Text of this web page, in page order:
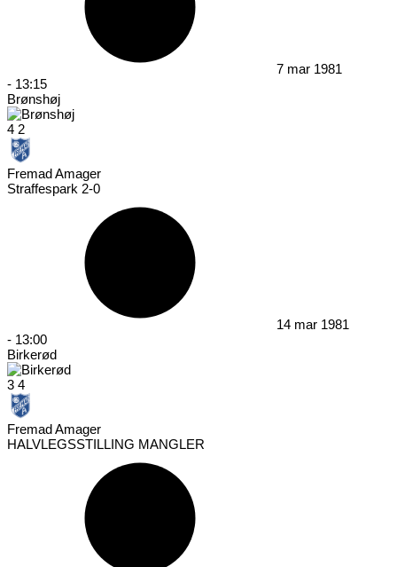
7 mar 1981
- 13:15
Brønshøj
4 2
Fremad Amager
Straffespark 2-0
14 mar 1981
- 13:00
Birkerød
3 4
Fremad Amager
HALVLEGSSTILLING MANGLER